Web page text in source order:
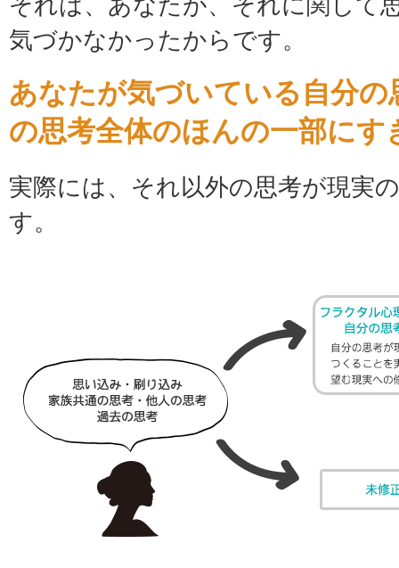
それは、あなたが、それに関して
気づかなかったからです。
あなたが気づいている自分
の思考全体のほんの一部にす
実際には、それ以外の思考が現実
す。